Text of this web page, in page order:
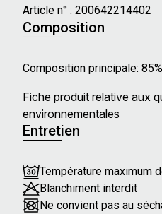
Article n° : 200642214402
Composition
Composition principale:
Fiche produit relative aux
environnementales
Entretien
Température maximum
Blanchiment interdit
Ne convient pas au